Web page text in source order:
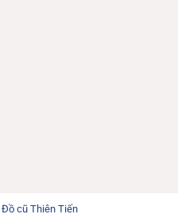
Đồ cũ Thiên Tiến